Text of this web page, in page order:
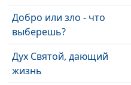
Добро или зло - что
выберешь?
Дух Святой, дающий
жизнь